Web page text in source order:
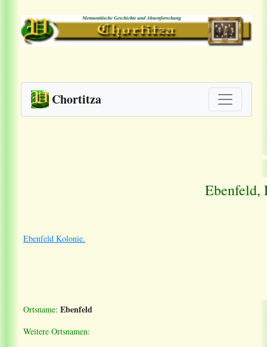
Chortitza
Ebenfeld,
Ebenfeld Kolonie.
Ortsname: Ebenfeld
Weitere Ortsnamen: